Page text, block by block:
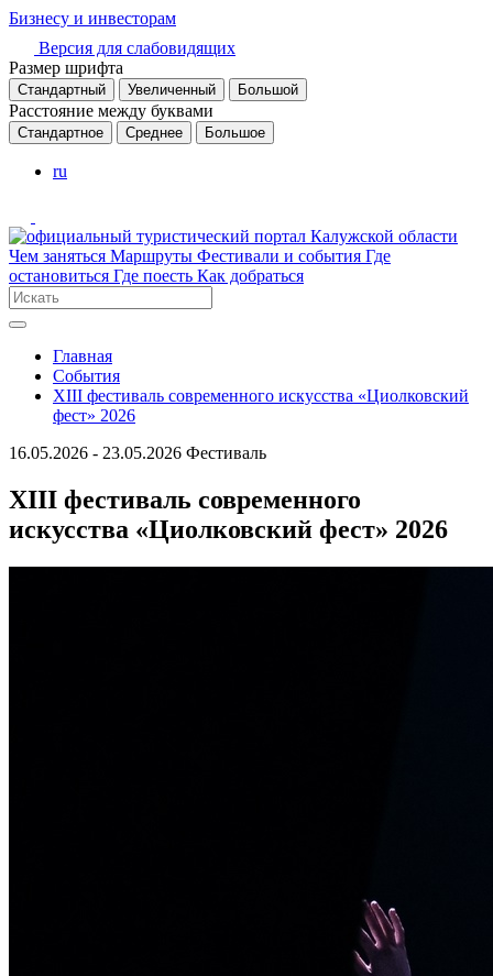
Бизнесу и инвесторам
Версия для слабовидящих
Размер шрифта
Стандартный Увеличенный Большой
Расстояние между буквами
Стандартное Среднее Большое
ru
Чем заняться Маршруты Фестивали и события Где
остановиться Где поесть Как добраться
Главная
События
XIII фестиваль современного искусства «Циолковский
фест» 2026
16.05.2026 - 23.05.2026 Фестиваль
XIII фестиваль современного
искусства «Циолковский фест» 2026